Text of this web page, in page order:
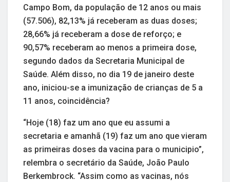
Campo Bom, da população de 12 anos ou mais
(57.506), 82,13% já receberam as duas doses;
28,66% já receberam a dose de reforço; e
90,57% receberam ao menos a primeira dose,
segundo dados da Secretaria Municipal de
Saúde. Além disso, no dia 19 de janeiro deste
ano, iniciou-se a imunização de crianças de 5 a
11 anos, coincidência?
“Hoje (18) faz um ano que eu assumi a
secretaria e amanhã (19) faz um ano que vieram
as primeiras doses da vacina para o municipio”,
relembra o secretário da Saúde, João Paulo
Berkembrock. “Assim como as vacinas, nós